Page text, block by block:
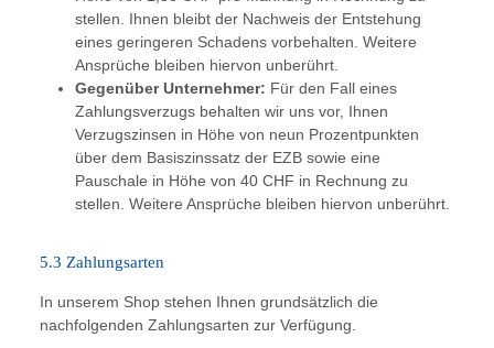
stellen. Ihnen bleibt der Nachweis der Entstehung
eines geringeren Schadens vorbehalten. Weitere
Ansprüche bleiben hiervon unberührt.
Gegenüber Unternehmer: Für den Fall eines
Zahlungsverzugs behalten wir uns vor, Ihnen
Verzugszinsen in Höhe von neun Prozentpunkten
über dem Basiszinssatz der EZB sowie eine
Pauschale in Höhe von 40 CHF in Rechnung zu
stellen. Weitere Ansprüche bleiben hiervon unberührt.
5.3 Zahlungsarten
In unserem Shop stehen Ihnen grundsätzlich die
nachfolgenden Zahlungsarten zur Verfügung.